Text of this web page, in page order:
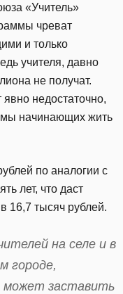
«Учитель»
чреват
и только
учителя, давно
не получат.
недостаточно,
начинающих жить
по аналогии с
лет, что даст
16,7 тысяч рублей.
на селе и в
городе,
заставить